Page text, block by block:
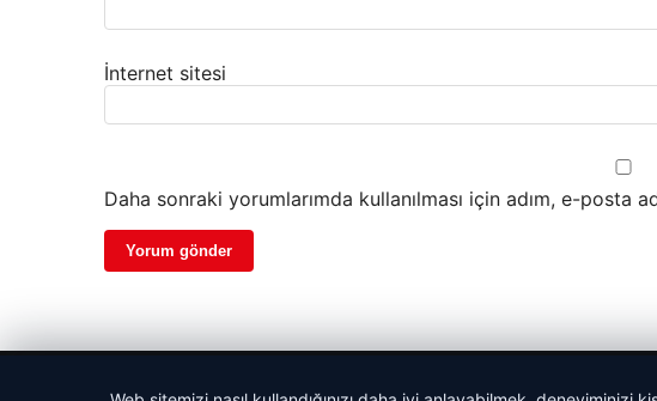
İnternet sitesi
Daha sonraki yorumlarımda kullanılması için adım, e-posta